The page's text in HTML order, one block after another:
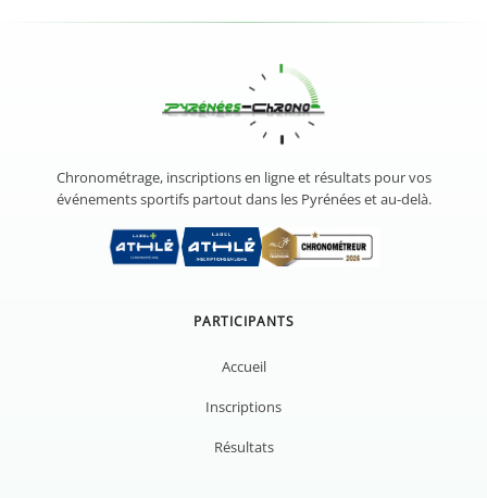
Chronométrage, inscriptions en ligne et résultats pour vos
événements sportifs partout dans les Pyrénées et au-delà.
PARTICIPANTS
Accueil
Inscriptions
Résultats